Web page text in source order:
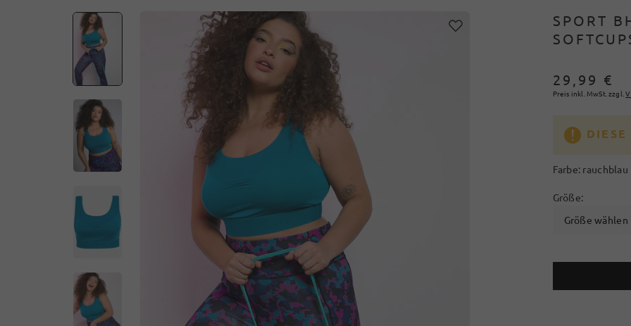
SPORT
29,99 €
Preis inkl. MwSt. zzgl.
Farbe: rauchblau
Größe:
Größe wählen